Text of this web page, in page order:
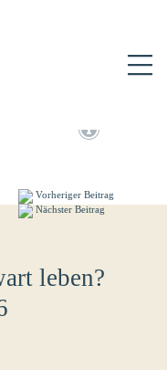
Vorheriger Beitrag
Nächster Beitrag
leben?